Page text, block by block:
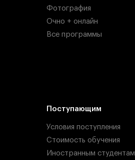
Фотография
Очно + онлайн
Все программы
Поступающим
Условия поступления
Стоимость обучения
Иностранным студентам